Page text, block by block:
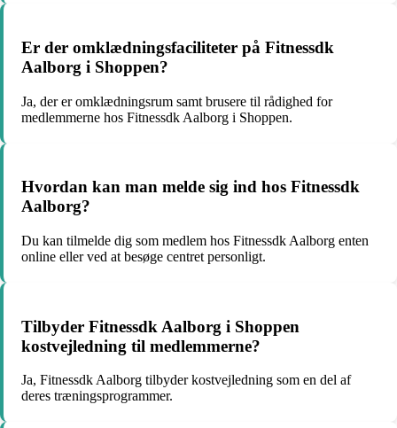
Er der omklædningsfaciliteter på Fitnessdk
Aalborg i Shoppen?
Ja, der er omklædningsrum samt brusere til rådighed for
medlemmerne hos Fitnessdk Aalborg i Shoppen.
Hvordan kan man melde sig ind hos Fitnessdk
Aalborg?
Du kan tilmelde dig som medlem hos Fitnessdk Aalborg enten
online eller ved at besøge centret personligt.
Tilbyder Fitnessdk Aalborg i Shoppen
kostvejledning til medlemmerne?
Ja, Fitnessdk Aalborg tilbyder kostvejledning som en del af
deres træningsprogrammer.